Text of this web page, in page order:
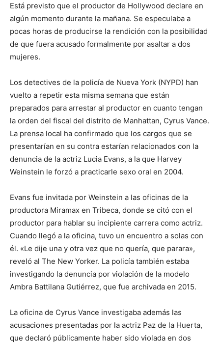
Está previsto que el productor de Hollywood declare en
algún momento durante la mañana. Se especulaba a
pocas horas de producirse la rendición con la posibilidad
de que fuera acusado formalmente por asaltar a dos
mujeres.
Los detectives de la policía de Nueva York (NYPD) han
vuelto a repetir esta misma semana que están
preparados para arrestar al productor en cuanto tengan
la orden del fiscal del distrito de Manhattan, Cyrus Vance.
La prensa local ha confirmado que los cargos que se
presentarían en su contra estarían relacionados con la
denuncia de la actriz Lucia Evans, a la que Harvey
Weinstein le forzó a practicarle sexo oral en 2004.
Evans fue invitada por Weinstein a las oficinas de la
productora Miramax en Tribeca, donde se citó con el
productor para hablar su incipiente carrera como actriz.
Cuando llegó a la oficina, tuvo un encuentro a solas con
él. «Le dije una y otra vez que no quería, que parara»,
reveló al The New Yorker. La policía también estaba
investigando la denuncia por violación de la modelo
Ambra Battilana Gutiérrez, que fue archivada en 2015.
La oficina de Cyrus Vance investigaba además las
acusaciones presentadas por la actriz Paz de la Huerta,
que declaró públicamente haber sido violada en dos